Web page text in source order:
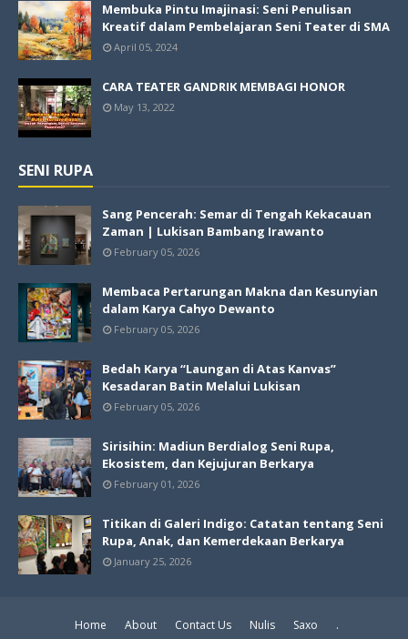
Membuka Pintu Imajinasi: Seni Penulisan
Kreatif dalam Pembelajaran Seni Teater di SMA
April 05, 2024
CARA TEATER GANDRIK MEMBAGI HONOR
May 13, 2022
SENI RUPA
Sang Pencerah: Semar di Tengah Kekacauan
Zaman | Lukisan Bambang Irawanto
February 05, 2026
Membaca Pertarungan Makna dan Kesunyian
dalam Karya Cahyo Dewanto
February 05, 2026
Bedah Karya “Laungan di Atas Kanvas”
Kesadaran Batin Melalui Lukisan
February 05, 2026
Sirisihin: Madiun Berdialog Seni Rupa,
Ekosistem, dan Kejujuran Berkarya
February 01, 2026
Titikan di Galeri Indigo: Catatan tentang Seni
Rupa, Anak, dan Kemerdekaan Berkarya
January 25, 2026
Home About Contact Us Nulis Saxo
.